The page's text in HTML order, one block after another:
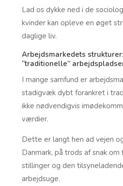
Lad os dykke ned i de
kvinder kan opleve en øget
daglige liv.
Arbejdsmarkedets
“traditionelle”
I mange samfund er
stadigvæk dybt forankret i
ikke nødvendigvis
værdier.
Dette er langt hen ad vejen
Danmark, på trods af snak
stillinger og den
arbejdsuge.